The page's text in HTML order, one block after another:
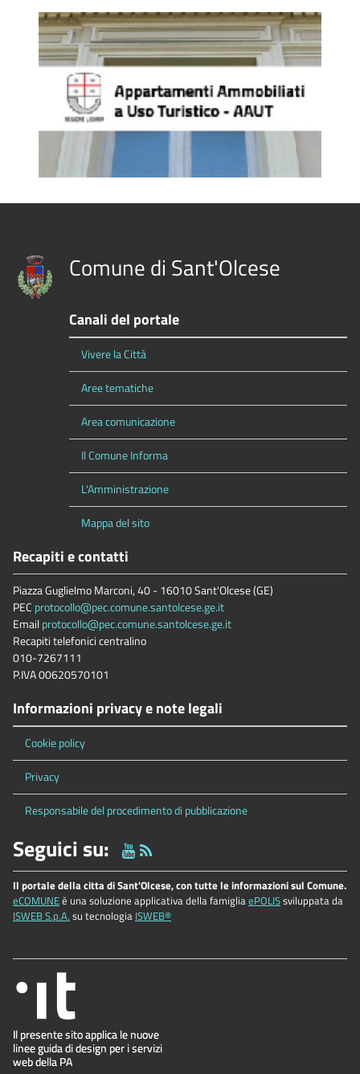
Comune di Sant'Olcese
Canali del portale
Vivere la Città
Aree tematiche
Area comunicazione
Il Comune Informa
L'Amministrazione
Mappa del sito
Recapiti e contatti
Piazza Guglielmo Marconi, 40 - 16010 Sant'Olcese (GE)
PEC protocollo@pec.comune.santolcese.ge.it
Emailprotocollo@pec.comune.santolcese.ge.it
Recapiti telefonici centralino
010-7267111
P.IVA 00620570101
Informazioni privacy e note legali
Cookie policy
Privacy
Responsabile del procedimento di pubblicazione
Seguici su:
Il portale della citta di Sant'Olcese, con tutte le informazioni sul Comune.
eCOMUNEè una soluzione applicativa della famigliaePOLISsviluppata da
ISWEB S.p.A. su tecnologia ISWEB®